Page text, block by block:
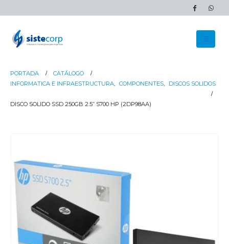
PORTADA
CATÁLOGO
INFORMATICA E INFRAESTRUCTURA, COMPONENTES, DISCOS SOLIDOS
DISCO SOLIDO SSD 250GB 2.5” S700 HP (2DP98AA)